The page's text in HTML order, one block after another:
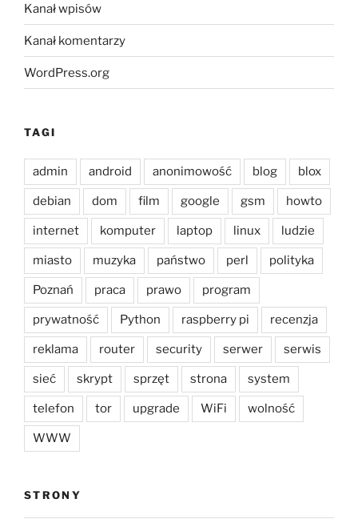
Kanał wpisów
Kanał komentarzy
WordPress.org
TAGI
admin android anonimowość blog blox
debian dom film google gsm howto
internet komputer laptop linux ludzie
miasto muzyka państwo perl polityka
Poznań praca prawo program
prywatność Python raspberry pi recenzja
reklama router security serwer serwis
sieć skrypt sprzęt strona system
telefon tor upgrade WiFi wolność
WWW
STRONY